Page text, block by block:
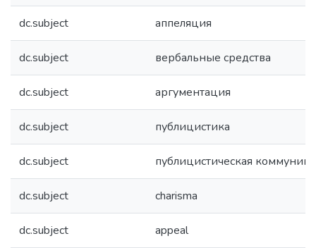
dc.subject аппеляция
dc.subject вербальные средства
dc.subject аргументация
dc.subject публицистика
dc.subject публицистическая
dc.subject charisma
dc.subject appeal